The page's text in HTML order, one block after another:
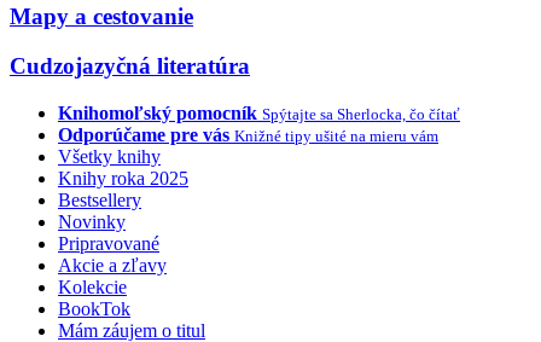
Mapy a cestovanie
Cudzojazyčná literatúra
Knihomoľský pomocník Spýtajte sa Sherlocka, čo čítať
Odporúčame pre vás Knižné tipy ušité na mieru vám
Všetky knihy
Knihy roka 2025
Bestsellery
Novinky
Pripravované
Akcie a zľavy
Kolekcie
BookTok
Mám záujem o titul